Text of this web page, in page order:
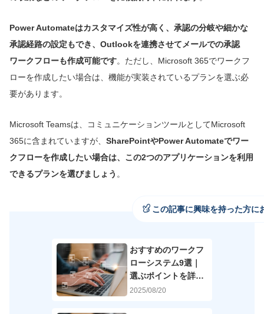
Power Automateはカスタマイズ性が高く、承認の分岐や細かな
承認経路の設定もでき、Outlookを連携させてメールでの承認
ワークフローも作成可能です。ただし、Microsoft 365でワークフ
ローを作成したい場合は、機能が実装されているプランを選ぶ必
要があります。
Microsoft Teamsは、コミュニケーションツールとしてMicrosoft
365に含まれていますが、 SharePointやPower Automateでワー
クフローを作成したい場合は、この2つのアプリケーションを利用
できるプランを選びましょう 。
この記事に興味を持った方に
おすすめのワークフ
ローシステム9選｜
選ぶポイントを詳し
く解説
2025/08/20